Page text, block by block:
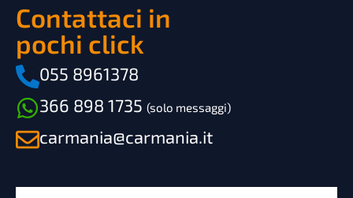
Contattaci in
pochi click
055 8961378
366 898 1735 (solo messaggi)
carmania@carmania.it